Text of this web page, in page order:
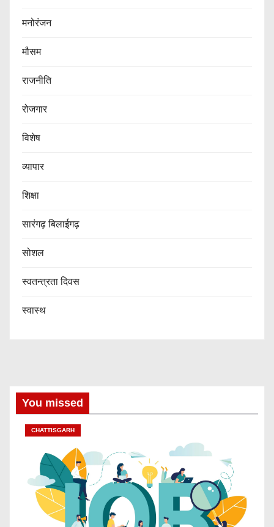
मनोरंजन
मौसम
राजनीति
रोजगार
विशेष
व्यापार
शिक्षा
सारंगढ़ बिलाईगढ़
सोशल
स्वतन्त्रता दिवस
स्वास्थ
You missed
CHATTISGARH